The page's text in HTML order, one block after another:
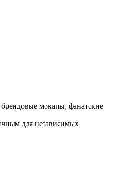
брендовые мокапы, фанатские
для независимых